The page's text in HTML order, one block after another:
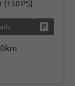
(150 PS)